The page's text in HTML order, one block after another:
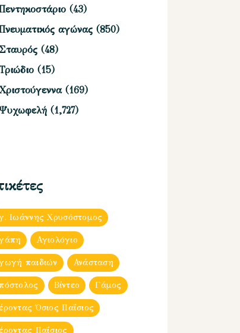
(43)
αγώνας (850)
(48)
(15)
(169)
(1,727)
Ιωάννης Χρυσόστομος
Αγιολόγιο
παιδιών Ανάσταση
Βίντεο Γάμος
Όσιος Παΐσιος
Παΐσιος